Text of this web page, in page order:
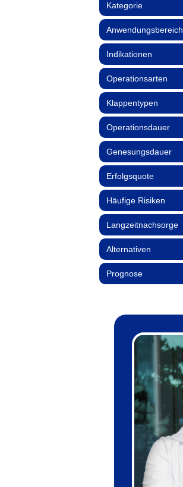
Kategorie
Anwendungsbereich
Indikationen
Operationsarten
Klappentypen
Operationsdauer
Genesungsdauer
Erfolgsquote
Häufige Risiken
Langzeitnachsorge
Alternativen
Prognose